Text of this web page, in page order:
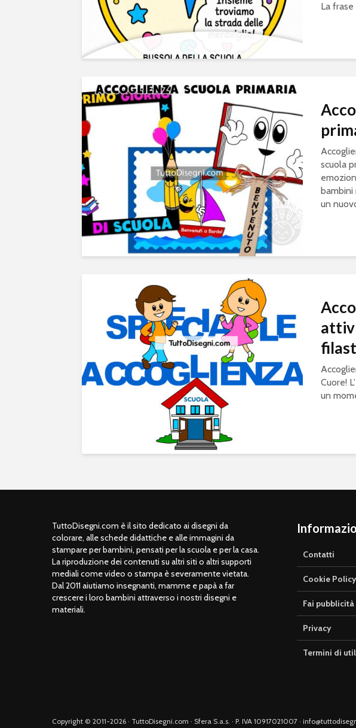
La frase
scuola
bambini
un
Cuore!
un
TuttoDisegni.com è il sito dedicato ai disegni da
colorare, alle schede didattiche e alle immagini da
stampare per bambini, pensati per la scuola e per la casa.
La riproduzione dei contenuti su altri siti o altri supporti
mediali come video o stampa è severamente vietata.
Dal 2011 aiutiamo insegnanti, mamme e papà a far
crescere i loro bambini attraverso i nostri disegni e
materiali.
Contatti
Cookie Policy
Fai
Privacy
Termini di
Copyright © 2011-2026 · TuttoDisegni.com · Sfera S.a.s. · P. IVA 10917021007 ·